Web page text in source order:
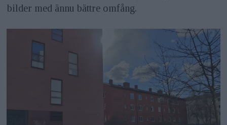
bilder med ännu bättre omfång.